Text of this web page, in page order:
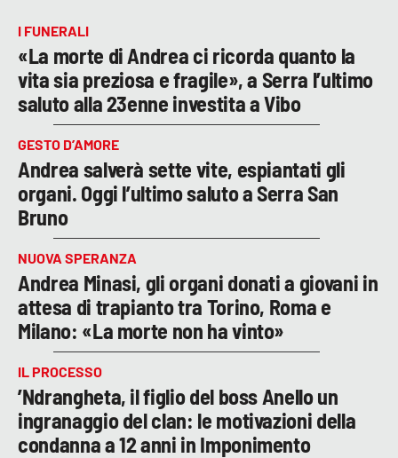
I FUNERALI
«La morte di Andrea ci ricorda quanto la
vita sia preziosa e fragile», a Serra l’ultimo
saluto alla 23enne investita a Vibo
GESTO D’AMORE
Andrea salverà sette vite, espiantati gli
organi. Oggi l’ultimo saluto a Serra San
Bruno
NUOVA SPERANZA
Andrea Minasi, gli organi donati a giovani in
attesa di trapianto tra Torino, Roma e
Milano: «La morte non ha vinto»
IL PROCESSO
’Ndrangheta, il figlio del boss Anello un
ingranaggio del clan: le motivazioni della
condanna a 12 anni in Imponimento